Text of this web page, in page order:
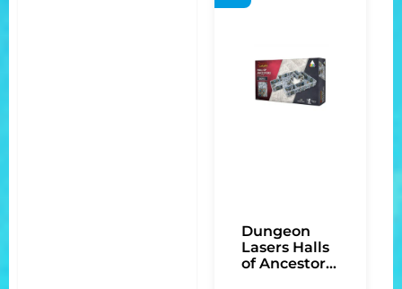
Dungeon
Lasers Halls
of Ancestor...